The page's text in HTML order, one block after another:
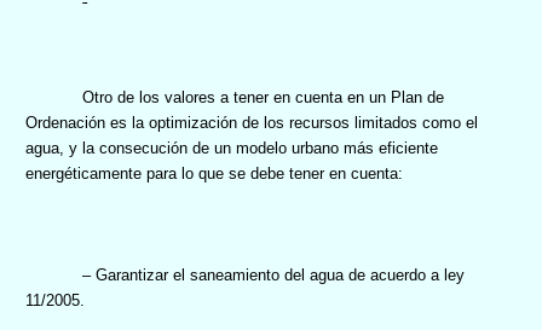
Otro de los valores a tener en cuenta en un Plan de
Ordenación es la optimización de los recursos limitados como el
agua, y la consecución de un modelo urbano más eficiente
energéticamente para lo que se debe tener en cuenta:
– Garantizar el saneamiento del agua de acuerdo a ley
11/2005.